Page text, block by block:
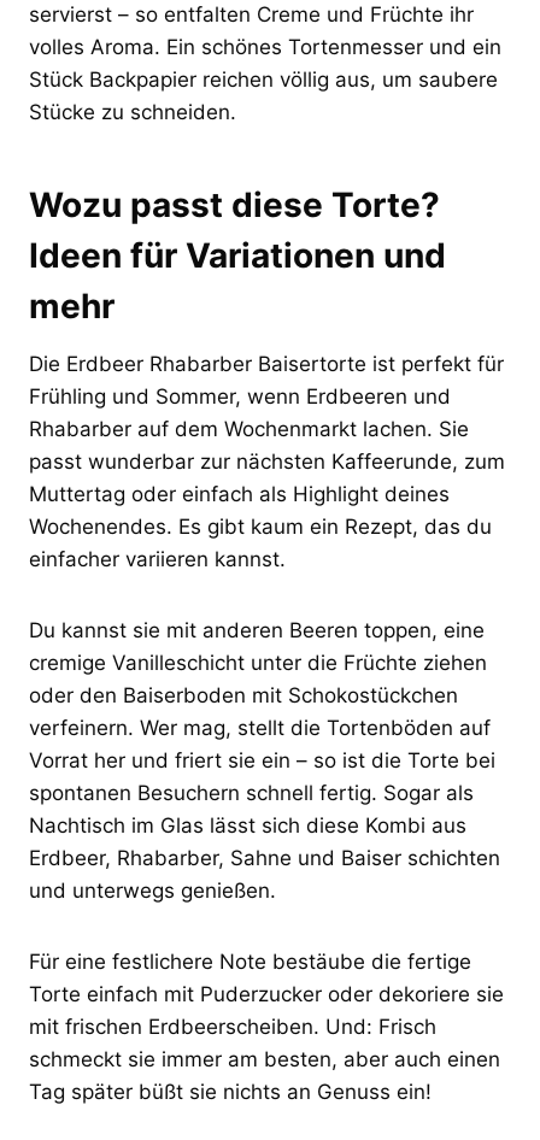
servierst – so entfalten Creme und Früchte ihr
volles Aroma. Ein schönes Tortenmesser und ein
Stück Backpapier reichen völlig aus, um saubere
Stücke zu schneiden.
Wozu passt diese Torte?
Ideen für Variationen und
mehr
Die Erdbeer Rhabarber Baisertorte ist perfekt für
Frühling und Sommer, wenn Erdbeeren und
Rhabarber auf dem Wochenmarkt lachen. Sie
passt wunderbar zur nächsten Kaffeerunde, zum
Muttertag oder einfach als Highlight deines
Wochenendes. Es gibt kaum ein Rezept, das du
einfacher variieren kannst.
Du kannst sie mit anderen Beeren toppen, eine
cremige Vanilleschicht unter die Früchte ziehen
oder den Baiserboden mit Schokostückchen
verfeinern. Wer mag, stellt die Tortenböden auf
Vorrat her und friert sie ein – so ist die Torte bei
spontanen Besuchern schnell fertig. Sogar als
Nachtisch im Glas lässt sich diese Kombi aus
Erdbeer, Rhabarber, Sahne und Baiser schichten
und unterwegs genießen.
Für eine festlichere Note bestäube die fertige
Torte einfach mit Puderzucker oder dekoriere sie
mit frischen Erdbeerscheiben. Und: Frisch
schmeckt sie immer am besten, aber auch einen
Tag später büßt sie nichts an Genuss ein!